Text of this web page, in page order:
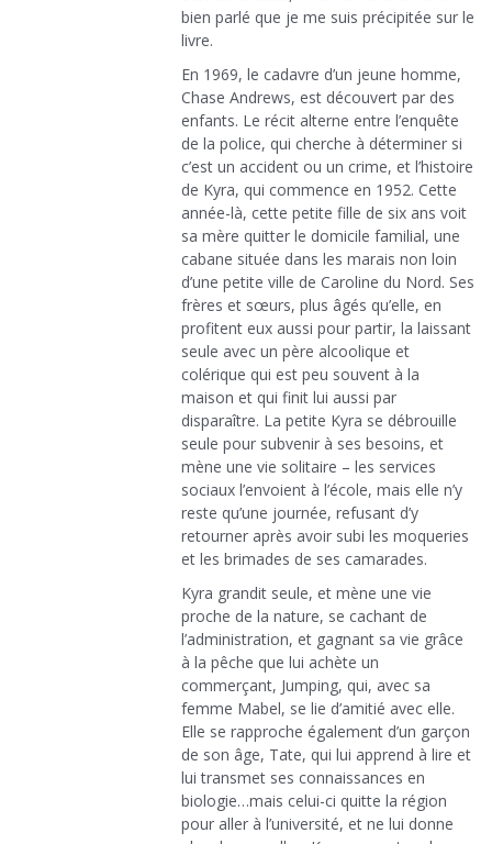
bien parlé que je me suis précipitée sur le
livre.
En 1969, le cadavre d’un jeune homme,
Chase Andrews, est découvert par des
enfants. Le récit alterne entre l’enquête
de la police, qui cherche à déterminer si
c’est un accident ou un crime, et l’histoire
de Kyra, qui commence en 1952. Cette
année-là, cette petite fille de six ans voit
sa mère quitter le domicile familial, une
cabane située dans les marais non loin
d’une petite ville de Caroline du Nord. Ses
frères et sœurs, plus âgés qu’elle, en
profitent eux aussi pour partir, la laissant
seule avec un père alcoolique et
colérique qui est peu souvent à la
maison et qui finit lui aussi par
disparaître. La petite Kyra se débrouille
seule pour subvenir à ses besoins, et
mène une vie solitaire – les services
sociaux l’envoient à l’école, mais elle n’y
reste qu’une journée, refusant d’y
retourner après avoir subi les moqueries
et les brimades de ses camarades.
Kyra grandit seule, et mène une vie
proche de la nature, se cachant de
l’administration, et gagnant sa vie grâce
à la pêche que lui achète un
commerçant, Jumping, qui, avec sa
femme Mabel, se lie d’amitié avec elle.
Elle se rapproche également d’un garçon
de son âge, Tate, qui lui apprend à lire et
lui transmet ses connaissances en
biologie…mais celui-ci quitte la région
pour aller à l’université, et ne lui donne